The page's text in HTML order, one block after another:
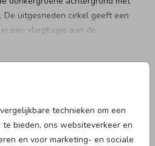
technieken om een
bieden, ons websiteverkeer en
en voor marketing- en sociale
De uitgesneden cirkel geeft een
een vliegtuigje aan de
maken dit kaartje
langere verzendtijd: voor 18.00